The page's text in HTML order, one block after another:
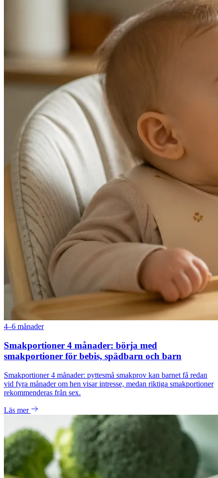
4–6 månader
Smakportioner 4 månader: börja med
smakportioner för bebis, spädbarn och barn
Smakportioner 4 månader: pyttesmå smakprov kan barnet få redan
vid fyra månader om hen visar intresse, medan riktiga smakportioner
rekommenderas från sex.
Läs mer